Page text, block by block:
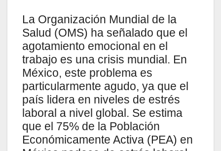
La Organización Mundial de la
Salud (OMS) ha señalado que el
agotamiento emocional en el
trabajo es una crisis mundial. En
México, este problema es
particularmente agudo, ya que el
país lidera en niveles de estrés
laboral a nivel global. Se estima
que el 75% de la Población
Económicamente Activa (PEA) en